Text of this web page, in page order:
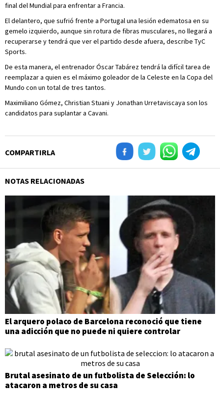
final del Mundial para enfrentar a Francia.
El delantero, que sufrió frente a Portugal una lesión edematosa en su
gemelo izquierdo, aunque sin rotura de fibras musculares, no llegará a
recuperarse y tendrá que ver el partido desde afuera, describe TyC
Sports.
De esta manera, el entrenador Óscar Tabárez tendrá la difícil tarea de
reemplazar a quien es el máximo goleador de la Celeste en la Copa del
Mundo con un total de tres tantos.
Maximiliano Gómez, Christian Stuani y Jonathan Urretaviscaya son los
candidatos para suplantar a Cavani.
COMPARTIRLA
NOTAS RELACIONADAS
El arquero polaco de Barcelona reconoció que tiene
una adicción que no puede ni quiere controlar
Brutal asesinato de un futbolista de Selección: lo
atacaron a metros de su casa